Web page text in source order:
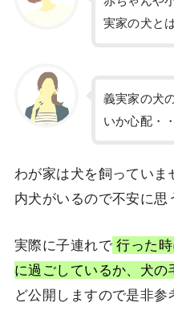
実家の犬と
義実家の犬
いか心配・
わが家は犬を飼ってい
内犬がいるので不安に思
実際に子連れで行った時
に過ごしているか、犬
ど公開しますので是非参